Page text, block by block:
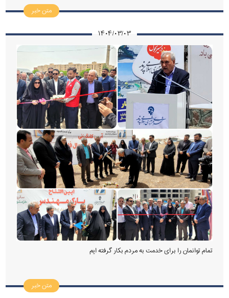
متن خبر
۱۴۰۴/۰۳/۰۳
تمام توانمان را برای خدمت به مردم بکار گرفته ایم
متن خبر